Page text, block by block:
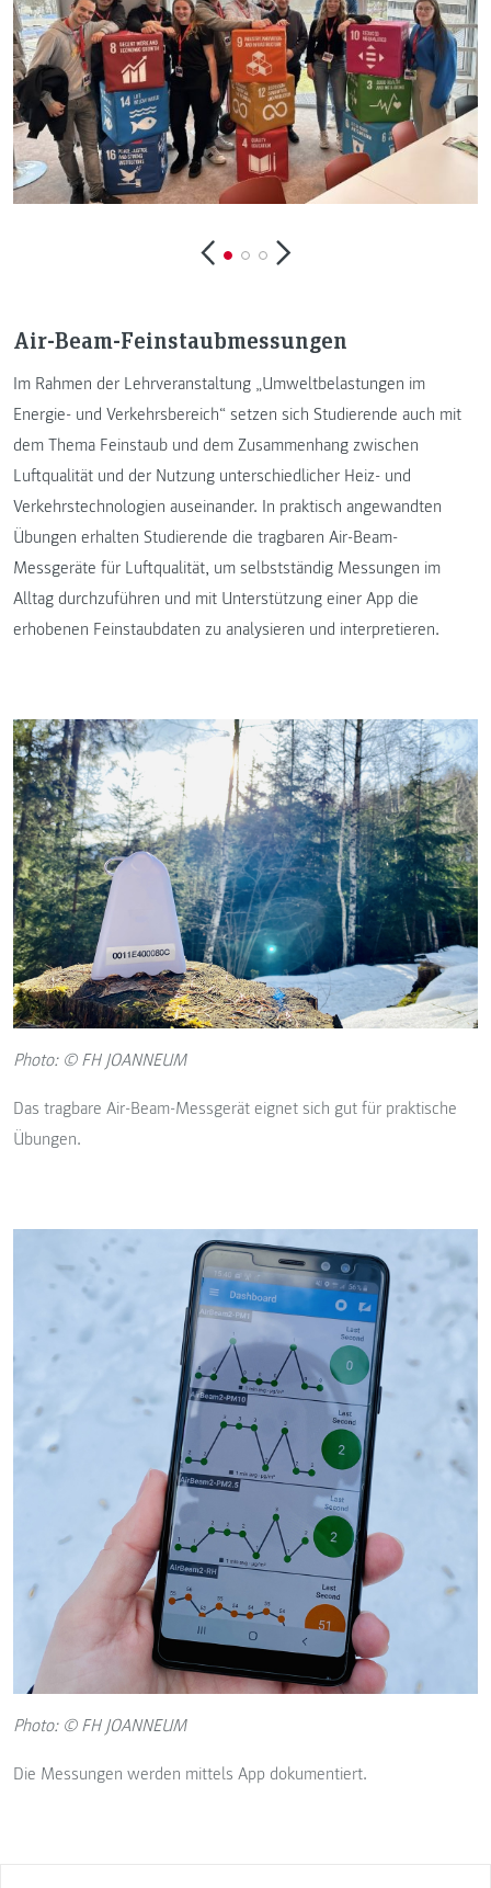
Air-Beam-Feinstaubmessungen
Im Rahmen der Lehrveranstaltung „Umweltbelastungen im
Energie- und Verkehrsbereich“ setzen sich Studierende auch mit
dem Thema Feinstaub und dem Zusammenhang zwischen
Luftqualität und der Nutzung unterschiedlicher Heiz- und
Verkehrstechnologien auseinander. In praktisch angewandten
Übungen erhalten Studierende die tragbaren Air-Beam-
Messgeräte für Luftqualität, um selbstständig Messungen im
Alltag durchzuführen und mit Unterstützung einer App die
erhobenen Feinstaubdaten zu analysieren und interpretieren.
Photo: © FH JOANNEUM
Das tragbare Air-Beam-Messgerät eignet sich gut für praktische
Übungen.
Photo: © FH JOANNEUM
Die Messungen werden mittels App dokumentiert.